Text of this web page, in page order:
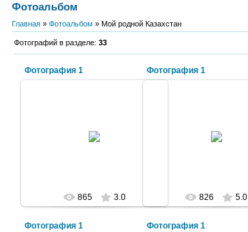
Фотоальбом
Главная » Фотоальбом » Мой родной Казахстан
Фотографий в разделе: 33
Фотография 1
Балхашские волны
865 3.0
Фотография 1
Полуостров "Зуб"
826 5.0
Фотография 1 Фотография 1